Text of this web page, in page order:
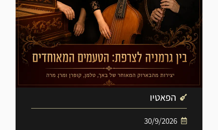
הפאטיו
30/9/2026